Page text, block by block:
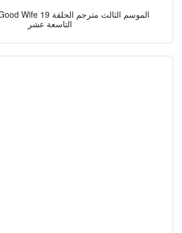
التاسعة عشر